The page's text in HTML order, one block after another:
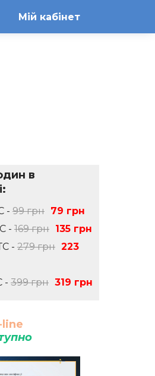
Мій кабінет
в
- 99 грн 79 грн
- 169 грн 135 грн
- 279 грн 223
- 399 грн 319 грн
line